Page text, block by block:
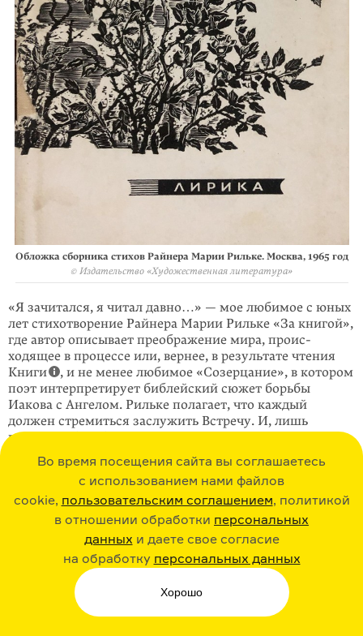
Во время посещения сайта вы соглашаетесь
с использованием нами файлов
cookie, пользовательским соглашением, политикой
в отношении обработки персональных
данных и даете свое согласие
на обработку персональных данных
Хорошо
Обложка сборника стихов Райнера Марии Рильке. Москва, 1965 год
© Издательство «Художественная литература»
«Я зачитался, я читал давно…» — мое любимое с юных
лет стихотворение Райнера Марии Рильке «За книгой»,
где автор описывает преображение мира, проис­
ходящее в процессе или, вернее, в результате чтения
Книги
, и не менее любимое «Созерцание», в котором
поэт интерпретирует библейский сюжет борьбы
Иакова с Ангелом. Рильке полагает, что каждый
должен стремиться заслужить Встречу. И, лишь
вступив в борьбу с Противником, которого апри­ори
невозможно победить, человек в состоянии постичь
«необычайность и небывалость». И «расти в ответ».
Борьба описывается как путь к постоянному
обновлению, совершенствованию и постижению
истины. Единственный верный образ жизни. Как
поединок, где поражение оборачивается победой.
Я всегда сравниваю «Созерцание» с другими
прочтениями библейского сюже­та. Самая
удивительная и необычная версия изображена
на фреске XI века в Архангельском приделе